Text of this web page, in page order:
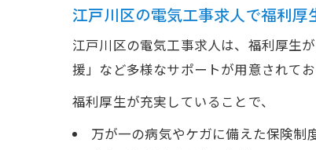
江戸川区の電気工事求人で福利厚
江戸川区の電気工事求人は、福利厚生
援」など多様なサポートが用意されて
福利厚生が充実していることで、
万が一の病気やケガに備えた保険制